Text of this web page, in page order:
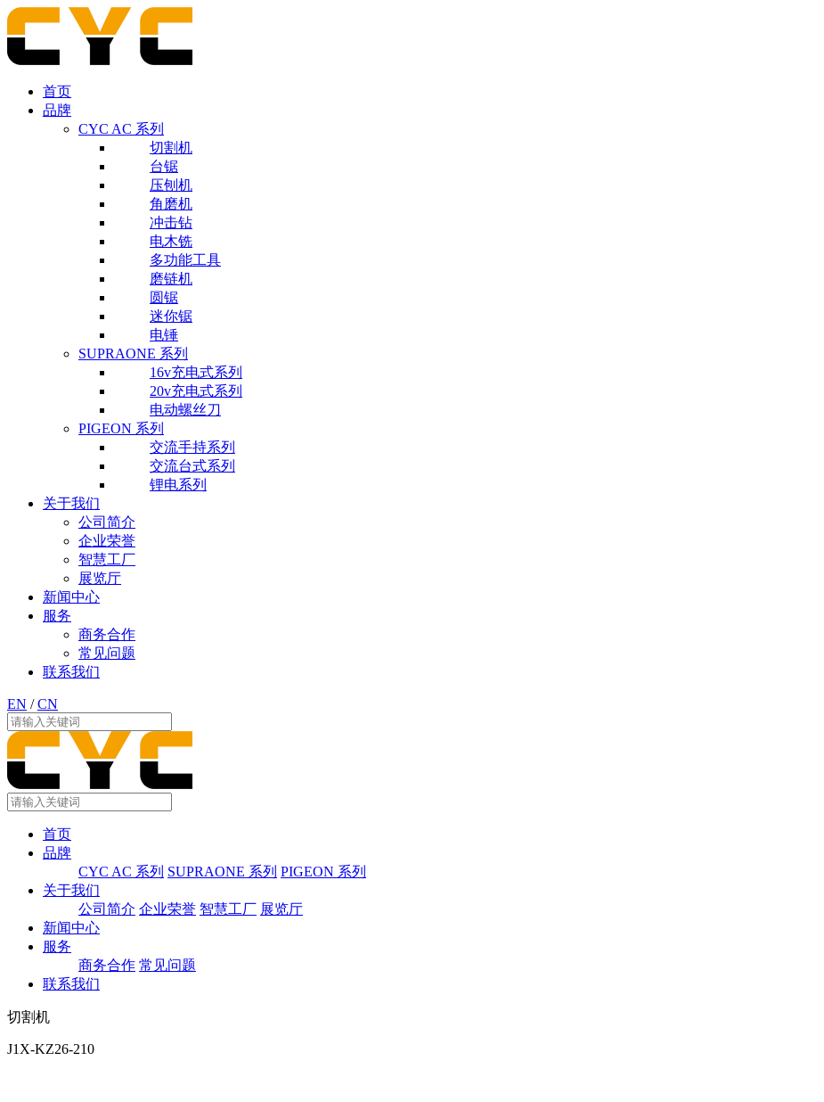
首页
品牌
CYC AC 系列
切割机
台锯
压刨机
角磨机
冲击钻
电木铣
多功能工具
磨链机
圆锯
迷你锯
电锤
SUPRAONE 系列
16v充电式系列
20v充电式系列
电动螺丝刀
PIGEON 系列
交流手持系列
交流台式系列
锂电系列
关于我们
公司简介
企业荣誉
智慧工厂
展览厅
新闻中心
服务
商务合作
常见问题
联系我们
EN / CN
首页
品牌
CYC AC 系列 SUPRAONE 系列 PIGEON 系列
关于我们
公司简介 企业荣誉 智慧工厂 展览厅
新闻中心
服务
商务合作 常见问题
联系我们
切割机
J1X-KZ26-210